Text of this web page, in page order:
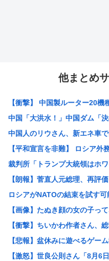
他まとめ
【衝撃】 中国製ルーター20
中国「大洪水！」中国ダム「
中国人のリウさん、新エネ車
【平和宣言を非難】 ロシア外
裁判所「トランプ大統領はホ
【朗報】菅直人元総理、再評
ロシアがNATOの結束を試す
【画像】たぬき顔の女の子っ
【衝撃】ちいかわ作者さん、
【悲報】盆休みに遊べるゲー
【激怒】世良公則さん「8月6